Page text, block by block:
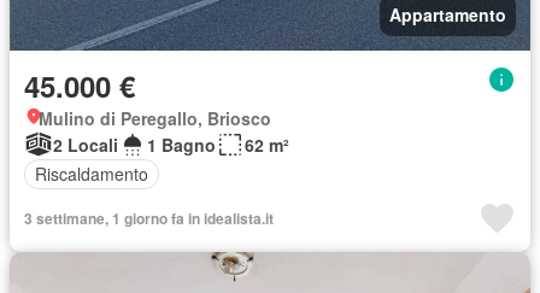
Appartamento
45.000 €
Mulino di Peregallo, Briosco
2 Locali
1 Bagno
62 m²
Riscaldamento
3 settimane, 1 giorno fa in idealista.it